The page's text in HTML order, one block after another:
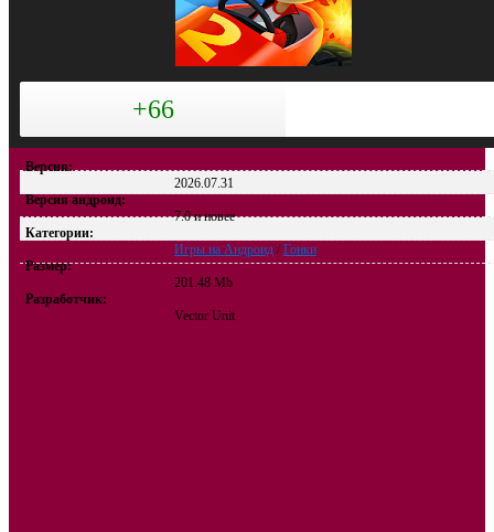
+66
Версия:
2026.07.31
Версия андроид:
7.0 и новее
Категории:
Игры на Андроид /Гонки
Размер:
201.48 Mb
Разработчик:
Vector Unit